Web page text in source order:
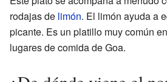
rodajas de limón. El limón ayuda a
picante. Es un platillo muy común
lugares de comida de Goa.